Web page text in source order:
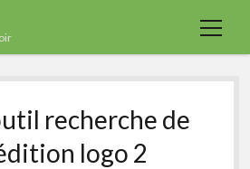
open
recherche de
logo 2